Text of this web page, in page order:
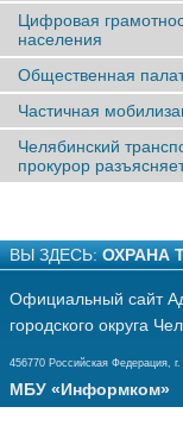
Цифровая
населения
Общественная
Частичная
Челябинский
прокурор
ВЫ ЗДЕСЬ: ОХРАНА
Официальный сайт
городского округа
456770 Российская Федерация,
МБУ «Информком»